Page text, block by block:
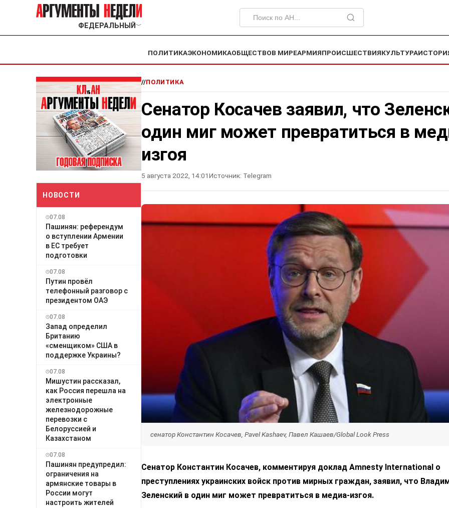
ФЕДЕРАЛЬНЫЙ ﹀
ПОЛИТИКАЭКОНОМИКАОБЩЕСТВОВ МИРЕАРМИЯПРОИСШЕСТВИЯКУЛЬТУРА
НОВОСТИ
07.08
Пашинян: референдум
о вступлении Армении
в ЕС требует
подготовки
07.08
Путин провёл
телефонный разговор с
президентом ОАЭ
07.08
Запад определил
Британию
«сменщиком» США в
поддержке Украины?
07.08
Мишустин рассказал,
как Россия перешла на
электронные
железнодорожные
перевозки с
Белоруссией и
Казахстаном
07.08
Пашинян предупредил:
ограничения на
армянские товары в
России могут
настроить жителей
//ПОЛИТИКА
Сенатор Косачев заявил, что
один миг может превратиться в
изгоя
5 августа 2022, 14:01Источник: Telegram
сенатор Константин Косачев, Pavel Kashaev, Павел Кашаев/Global Look Press
Сенатор Константин Косачев, комментируя доклад Amnesty International о
преступлениях украинских войск против мирных граждан, заявил, что
Зеленский в один миг может превратиться в медиа-изгоя.